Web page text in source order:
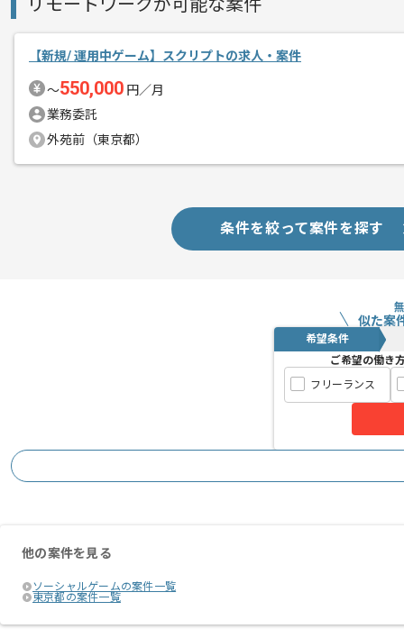
リモートワークが可能な案件
【新規/ 運用中ゲーム】スクリプトの求人・案件
〜550,000 円／月
業務委託
外苑前（東京都）
条件を絞って案件を探す
似た案
希望条件
ご希望の働き
フリーランス
他の案件を見る
ソーシャルゲームの案件一覧
東京都の案件一覧